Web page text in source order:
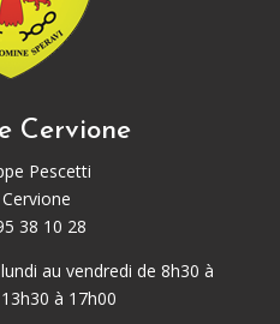
Cervione
Pescetti
38 10 28
au vendredi de 8h30 à
à 17h00